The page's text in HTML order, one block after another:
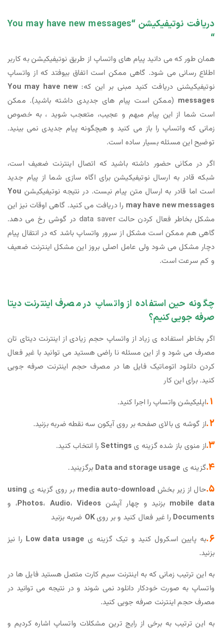
دریافت نوتیفیکیشن “You may have new messages
“
همان طور که می دانید پیام های واتساپ از طریق نوتیفیکیشن به کاربر
اطلاع رسانی می شود. گاهی ممکن است اتفاق بیوفتد که از واتساپ
نوتیفیکیشنی دریافت کنید مبنی بر این که:You may have new
messages (ممکن است پیام های جدیدی داشته باشید). ممکن
است شما از این پیام مبهم و عجیب، متعجب شوید ، به خصوص
زمانی که واتساپ را باز می کنید و هیچگونه پیام جدیدی نمی بینید.
توضیح این مسئله بسیار ساده است.
اگر در مکانی حضور داشته باشید که اتصال اینترنت ضعیف است،
شبکه قادر به ارسال نوتیفیکیشن برای اگاه سازی شما از پیام جدید
است اما قادر به ارسال متن پیام نیست. در نتیجه نوتیفیکیشن You
may have new messages را دریافت می کنید. گاهی اوقات نیز این
مشکل بخاطر فعال کردن حالت data saver در گوشی رخ می دهد.
گاهی هم ممکن است مشکل از سرور واتساپ باشد که در انتقال پیام
دچار مشکل می شود ولی عامل اصلی بروز این مشکل اینترنت ضعیف
و کم سرعت است.
چگونه حین استفاده از واتساپ در مصرف اینترنت دیتا
صرفه جویی کنیم؟
اگر بخاطر استفاده ی زیاد از واتساپ حجم زیادی از اینترنت دیتای تان
مصرف می شود و از این مسئله نا راضی هستید می توانید با غیر فعال
کردن دانلود اتوماتیک فایل ها در مصرف حجم اینترنت صرفه جویی
کنید. برای این کار
1. اپلیکیشن واتساپ را اجرا کنید.
2. از گوشه ی بالای صفحه بر روی آیکون سه نقطه ضربه بزنید.
3. از منوی باز شده گزینه ی Settings را انتخاب کنید.
4. گزینه ی Data and storage usage برگزینید.
5. حال از زیر بخش media auto-download بر روی گزینه ی using
mobile data بزنید و چهار آپشن Photos، Audio، Videos
، و
Documents را غیر فعال کنید و بر رویOK ضربه بزنید
6. به پایین اسکرول کنید و تیک گزینه ی Low data usage را نیز
بزنید.
به این ترتیب زمانی که به اینترنت سیم کارت متصل هستید فایل ها در
واتساپ به صورت خودکار دانلود نمی شوند و در نتیجه می توانید در
مصرف حجم اینترنت صرفه جویی کنید.
به این ترتیب به برخی از رایج ترین مشکلات واتساپ اشاره کردیم و